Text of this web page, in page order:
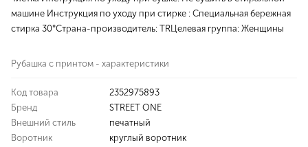
машине Инструкция по уходу при стирке : Специальная бережная
стирка 30°Страна-производитель: TRЦелевая группа: Женщины
Рубашка с принтом - характеристики
Код товара
2352975893
Бренд
STREET ONE
Внешний стиль
печатный
Воротник
круглый воротник